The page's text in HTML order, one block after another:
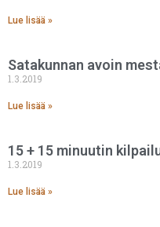
Lue lisää »
Satakunnan avoin
1.3.2019
Lue lisää »
15 + 15 minuutin
1.3.2019
Lue lisää »